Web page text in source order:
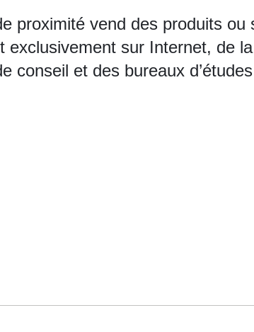
proximité vend des produits
exclusivement sur Internet, de
conseil et des bureaux